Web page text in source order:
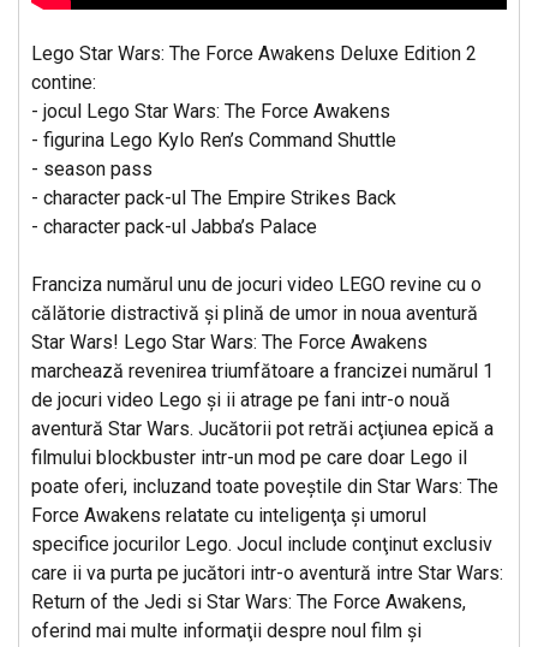
Lego Star Wars: The Force Awakens Deluxe Edition 2
contine:
- jocul Lego Star Wars: The Force Awakens
- figurina Lego Kylo Ren’s Command Shuttle
- season pass
- character pack-ul The Empire Strikes Back
- character pack-ul Jabba’s Palace
Franciza numărul unu de jocuri video LEGO revine cu o
călătorie distractivă şi plină de umor in noua aventură
Star Wars! Lego Star Wars: The Force Awakens
marchează revenirea triumfătoare a francizei numărul 1
de jocuri video Lego şi ii atrage pe fani intr-o nouă
aventură Star Wars. Jucătorii pot retrăi acţiunea epică a
filmului blockbuster intr-un mod pe care doar Lego il
poate oferi, incluzand toate poveştile din Star Wars: The
Force Awakens relatate cu inteligenţa şi umorul
specifice jocurilor Lego. Jocul include conţinut exclusiv
care ii va purta pe jucători intr-o aventură intre Star Wars:
Return of the Jedi si Star Wars: The Force Awakens,
oferind mai multe informaţii despre noul film şi